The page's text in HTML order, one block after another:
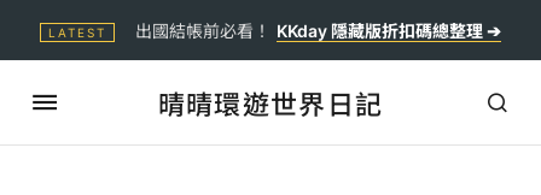
LATEST 出國結帳前必看！ KKday 隱藏版折扣碼總整理 ➔
晴晴環遊世界日記